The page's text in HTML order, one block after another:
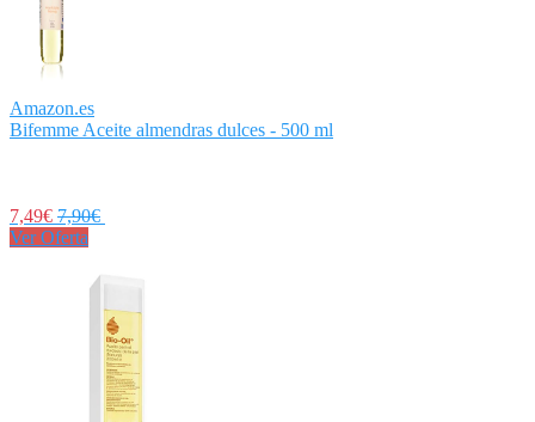
Amazon.es
Bifemme Aceite almendras dulces - 500 ml
7,49€ 7,90€
Ver Oferta